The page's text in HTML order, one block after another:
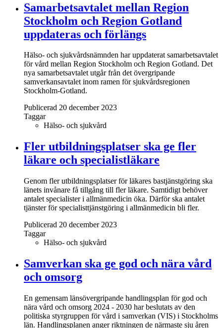
Samarbetsavtalet mellan Region
Stockholm och Region Gotland
uppdateras och förlängs
Hälso- och sjukvårdsnämnden har uppdaterat samarbetsavtalet
för vård mellan Region Stockholm och Region Gotland. Det
nya samarbetsavtalet utgår från det övergripande
samverkansavtalet inom ramen för sjukvårdsregionen
Stockholm-Gotland.
Publicerad 20 december 2023
Taggar
Hälso- och sjukvård
Fler utbildningsplatser ska ge fler
läkare och specialistläkare
Genom fler utbildningsplatser för läkares bastjänstgöring ska
länets invånare få tillgång till fler läkare. Samtidigt behöver
antalet specialister i allmänmedicin öka. Därför ska antalet
tjänster för specialisttjänstgöring i allmänmedicin bli fler.
Publicerad 20 december 2023
Taggar
Hälso- och sjukvård
Samverkan ska ge god och nära vård
och omsorg
En gemensam länsövergripande handlingsplan för god och
nära vård och omsorg 2024 - 2030 har beslutats av den
politiska styrgruppen för vård i samverkan (VIS) i Stockholms
län. Handlingsplanen anger riktningen de närmaste sju åren